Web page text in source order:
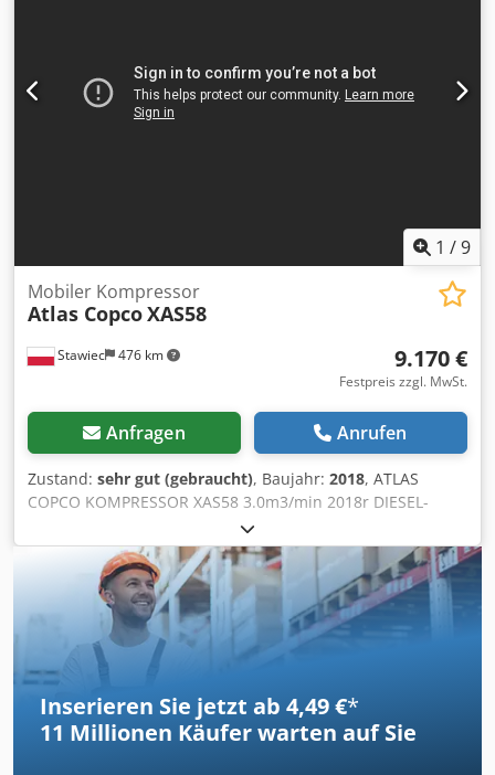
1 /9
Stawiec 476 km
Mobiler Kompressor
Atlas CopcoXAS58
9.170 €
Festpreis zzgl. MwSt.
Anfragen Anrufen
Zustand: sehr gut (gebraucht), Baujahr: 2018, ATLAS
COPCO KOMPRESSOR XAS58 3.0m3/min 2018r DIESEL-
Kompressor ATLAS COPCO XAS 58 Maschine nach dem
Service Technische Daten: Leistung 3,00 m3/min;
Betriebsdruck 7 Bar; Jahr der Herstellung 2018; Cedpfxotyk
Sve Actsha KUBOTA-Motor Kilometerstand 681h!!!
Verdichter voll funktionsfähig Nettopreis: 39500 zł
Bruttopreis: 48585 zł Unten ist ein Link zu einem Video, das
zeigt, wie die Maschine funktioniert
Inserieren Sie jetzt ab 4,49 €*
11 Millionen Käufer warten auf Sie